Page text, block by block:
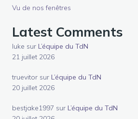
Vu de nos fenêtres
Latest Comments
luke sur L’équipe du TdN
21 juillet 2026
truevitor sur L’équipe du TdN
20 juillet 2026
bestjake1997 sur L’équipe du TdN